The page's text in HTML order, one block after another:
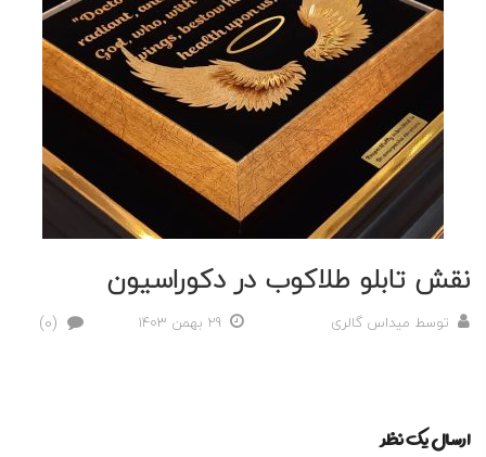
نقش تابلو طلاکوب در دکوراسیون
توسط میداس گالری (0)
ارسال یک نظر